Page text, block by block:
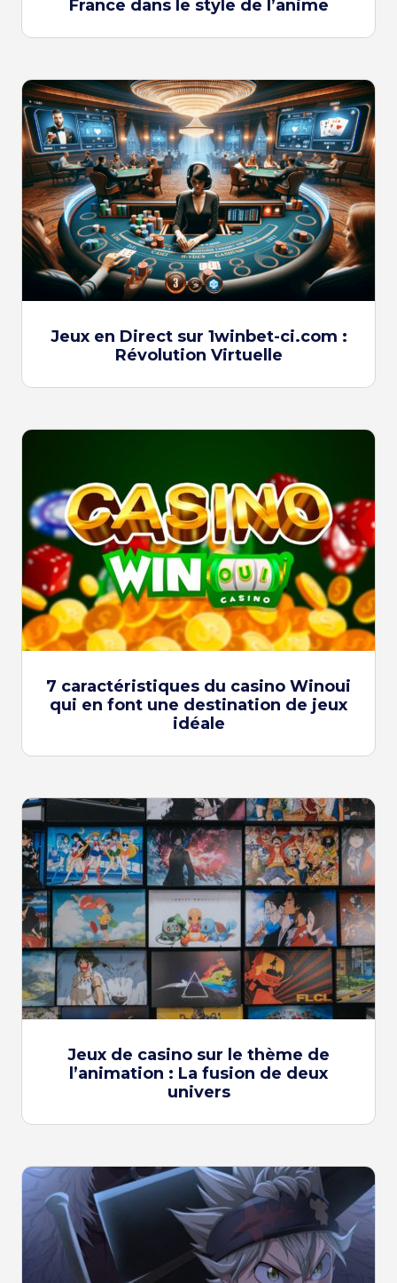
France dans le style de l’anime
Jeux en Direct sur 1winbet-ci.com :
Révolution Virtuelle
7 caractéristiques du casino Winoui
qui en font une destination de jeux
idéale
Jeux de casino sur le thème de
l’animation : La fusion de deux
univers